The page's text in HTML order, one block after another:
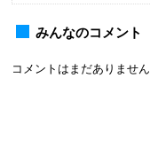
みんなのコメント
コメントはまだありません